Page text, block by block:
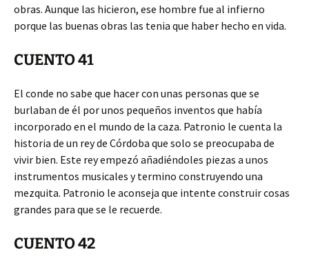
obras. Aunque las hicieron, ese hombre fue al infierno
porque las buenas obras las tenia que haber hecho en vida.
CUENTO 41
El conde no sabe que hacer con unas personas que se
burlaban de él por unos pequeños inventos que había
incorporado en el mundo de la caza. Patronio le cuenta la
historia de un rey de Córdoba que solo se preocupaba de
vivir bien. Este rey empezó añadiéndoles piezas a unos
instrumentos musicales y termino construyendo una
mezquita. Patronio le aconseja que intente construir cosas
grandes para que se le recuerde.
CUENTO 42